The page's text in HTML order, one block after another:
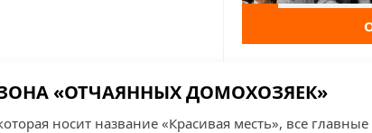
«ОТЧАЯННЫХ ДОМОХОЗЯЕК»
носит название «Красивая месть», все главные